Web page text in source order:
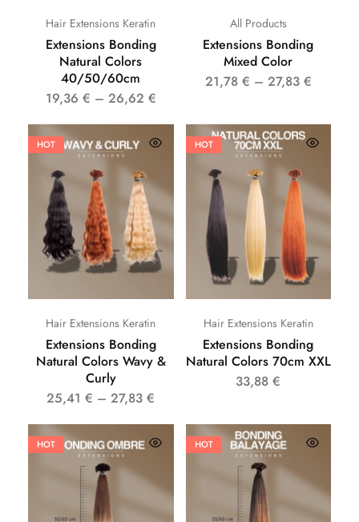
Hair Extensions Keratin
Extensions Bonding
Natural Colors
40/50/60cm
19,36 € – 26,62 €
All Products
Extensions Bonding
Mixed Color
21,78 € – 27,83 €
HOT
Hair Extensions Keratin
Extensions Bonding
Natural Colors Wavy &
Curly
25,41€ –27,83€
HOT
Hair Extensions Keratin
Extensions Bonding
Natural Colors 70cm XXL
33,88€
HOT HOT